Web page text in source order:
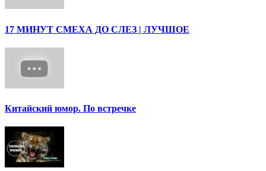
17 МИНУТ СМЕХА ДО СЛЕЗ | ЛУЧШОЕ
Китайский юмор. По встречке